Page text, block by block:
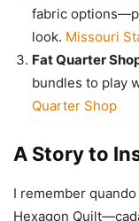
fabric
look. Missouri
Fat Quarter
bundles to play
Quarter Shop
A Story to
I remember
Hexagon